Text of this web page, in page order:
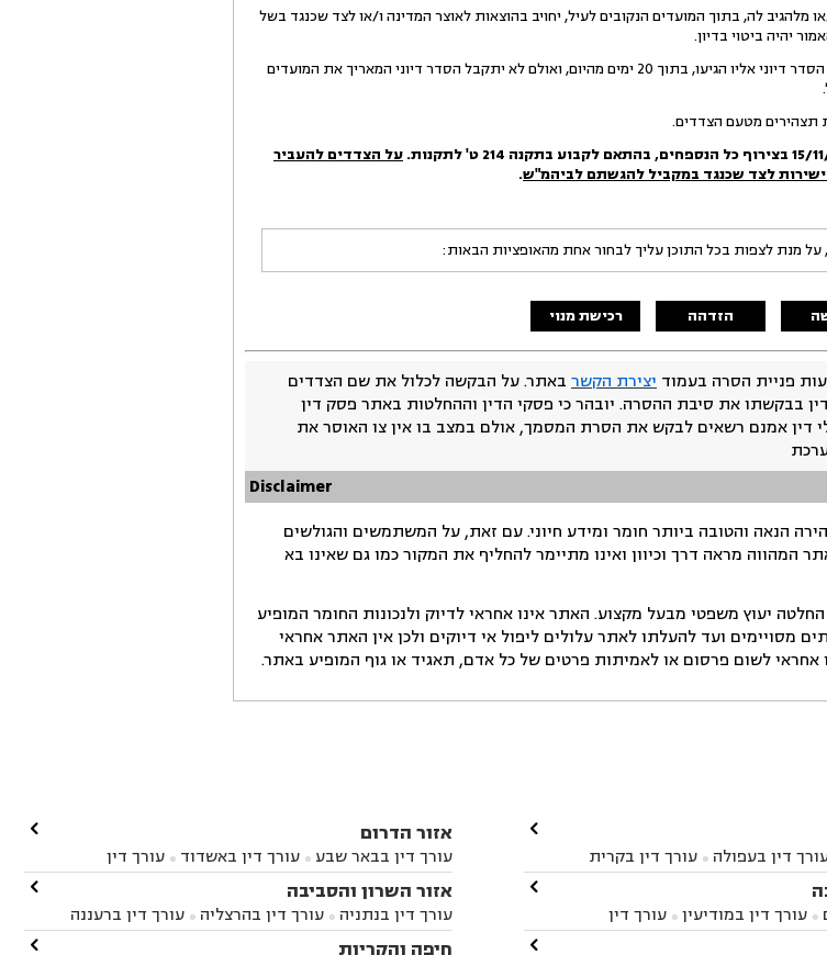
לה, בתוך המועדים הנקובים לעיל, יחויב בהוצאות לאוצר המדינה ו/או לצד שכנגד בשל
יהיה ביטוי בדיון.
על מנת לייעל את ההליך רשאים הצדדים להגיש הודעה על הסדר דיוני אליו הגיעו, בתוך 20 ימים מהיום, ואולם לא יתקבל הסדר דיוני המאריך את המועדים
תצהירים מטעם הצדדים.
15לקבוע בתקנה 214 ט' לתקנות.
על הצדדים להעביר
לצד שכנגד במקביל להגשתם לביהמ"ש.
על מנת לצפות בכל התוכן עליך לבחור אחת מהאופציות הבאות:
הזדהה רכישת מנוי
פניית הסרה בעמוד יצירת הקשר באתר. על הבקשה לכלול את שם הצדדים
בבקשתו את סיבת ההסרה. יובהר כי פסקי הדין וההחלטות באתר פסק דין
דין אמנם רשאים לבקש את הסרת המסמך, אולם במצב בו אין צו האוסר את
Disclaimer
הנאה והטובה ביותר חומר ומידע חיוני. עם זאת, על המשתמשים והגולשים
המהווה מראה דרך וכיוון ואינו מתיימר להחליף את המקור כמו גם שאינו בא
יעוץ משפטי מבעל מקצוע. האתר אינו אחראי לדיוק ולנכונות החומר המופיע
מסויימים ועד להעלתו לאתר עלולים ליפול אי דיוקים ולכן אין האתר אחראי
לשום פרסום או לאמיתות פרטים של כל אדם, תאגיד או גוף המופיע באתר.
דין בעפולה 
עורך דין בקרית
עורך דין בראש פינה
עורך דין
דין במושב מגדים
דין בסח'נין עורך דין בעכו
עורך

 עורך דין במודיעין 
עורך דין
דין במבשרת ציון עורך דין בגיזו


אזור הדרום
עורך דין בבאר שבע  עורך דין באשדוד 
עורך דין
באשקלון
עורך דין בבאר טוביה עורך דין בגן יבנה
עורך דין בניר הבנים עורך דין בערד
זיקים
עורך דין בנתיבות עורך דין בקרית מלאכי

אזור השרון והסביבה
עורך דין בנתניה  עורך דין בהרצליה  עורך דין ברעננה
עורך דין בחדרה עורך דין בכפר סבא
עורך דין בהוד

חיפה והקריות 